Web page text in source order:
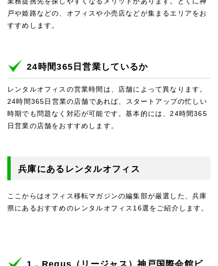
戸や姫路などの、オフィスや小売店などが集まるエリアをお
すすめします。
24時間365日営業しているか
レンタルオフィスの営業時間は、店舗によって異なります。
24時間365日営業の店舗であれば、スタートアップの忙しい
時期でも問題なく対応が可能です。基本的には、24時間365
日営業の店舗をおすすめします。
兵庫にあるレンタルオフィス
ここからはオフィス移転マガジンの編集部が厳選した、兵庫
県にあるおすすめのレンタルオフィス16選をご紹介します。
1．Regus（リージャス）神戸国際会館ビ